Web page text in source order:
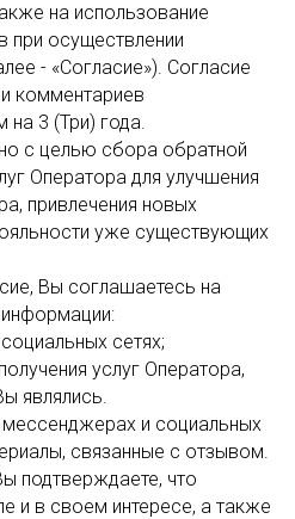
на использование
при осуществлении
- «Согласие»). Согласие
комментариев
на 3 (Три) года.
с целью сбора обратной
Оператора для улучшения
привлечения новых
уже существующих
Вы соглашаетесь на
сетях;
услуг Оператора,
являлись.
мессенджерах и социальных
связанные с отзывом.
подтверждаете, что
и в своем интересе, а также